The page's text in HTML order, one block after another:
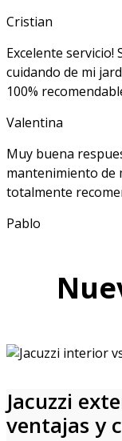
Cristian
Excelente servicio!
cuidando de mi
100%
Valentina
Muy buena
mantenimiento de
totalmente
Pablo
Jacuzzi
ventajas y